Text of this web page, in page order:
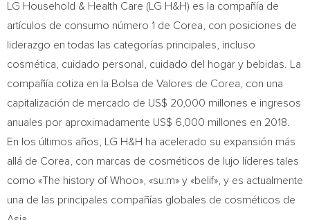
LG Household & Health Care (LG H&H) es la compañía de
artículos de consumo número 1 de Corea, con posiciones de
liderazgo en todas las categorías principales, incluso
cosmética, cuidado personal, cuidado del hogar y bebidas. La
compañía cotiza en la Bolsa de Valores de Corea , con una
capitalización de mercado de US$ 20,000 millones e ingresos
anuales por aproximadamente US$ 6,000 millones en 2018.
En los últimos años, LG H&H ha acelerado su expansión más
allá de Corea, con marcas de cosméticos de lujo líderes tales
como «The history of Whoo», «su:m» y «belif», y es actualmente
una de las principales compañías globales de cosméticos de